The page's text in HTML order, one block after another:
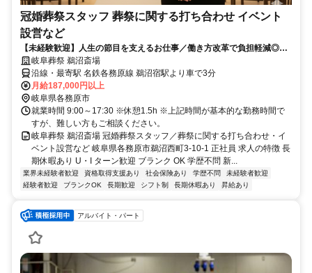
冠婚葬祭スタッフ 葬祭に関する打ち合わせ イベント
設営など
【未経験歓迎】人生の節目を支えるお仕事／働き方改革で負担軽減◎丁
寧な研修制度で初心者の方も安心♪異業種からの転職者も多数活躍中！週
休二日制でプライベートも充実◎安定して長く働けます
岐阜葬祭 鵜沼斎場
沿線・最寄駅 名鉄各務原線 鵜沼宿駅より車で3分
月給187,000円以上
岐阜県各務原市
就業時間 9:00～17:30 ※休憩1.5h ※上記時間が基本的な勤務時間で
すが、難しい方もご相談ください。
岐阜葬祭 鵜沼斎場 冠婚葬祭スタッフ／葬祭に関する打ち合わせ・イ
ベント設営など 岐阜県各務原市鵜沼西町3-10-1 正社員 求人の特徴 長
期休暇あり U・I ターン歓迎 ブランク OK 学歴不問 新...
業界未経験者歓迎 資格取得支援あり 社会保険あり 学歴不問
未経験者歓迎
経験者歓迎
ブランクOK 長期歓迎 シフト制 長期休暇あり 昇給あり
アルバイト・パート